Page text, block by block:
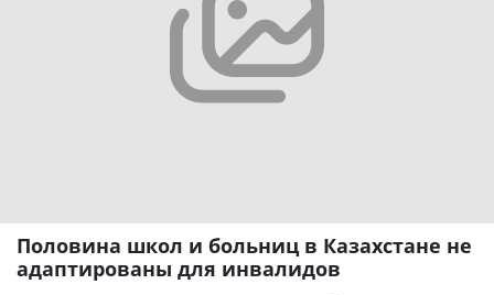
Половина школ и больниц в Казахстане не
адаптированы для инвалидов